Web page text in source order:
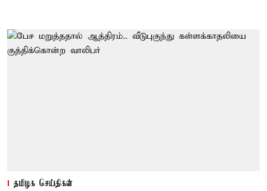
தமிழக செய்திகள்